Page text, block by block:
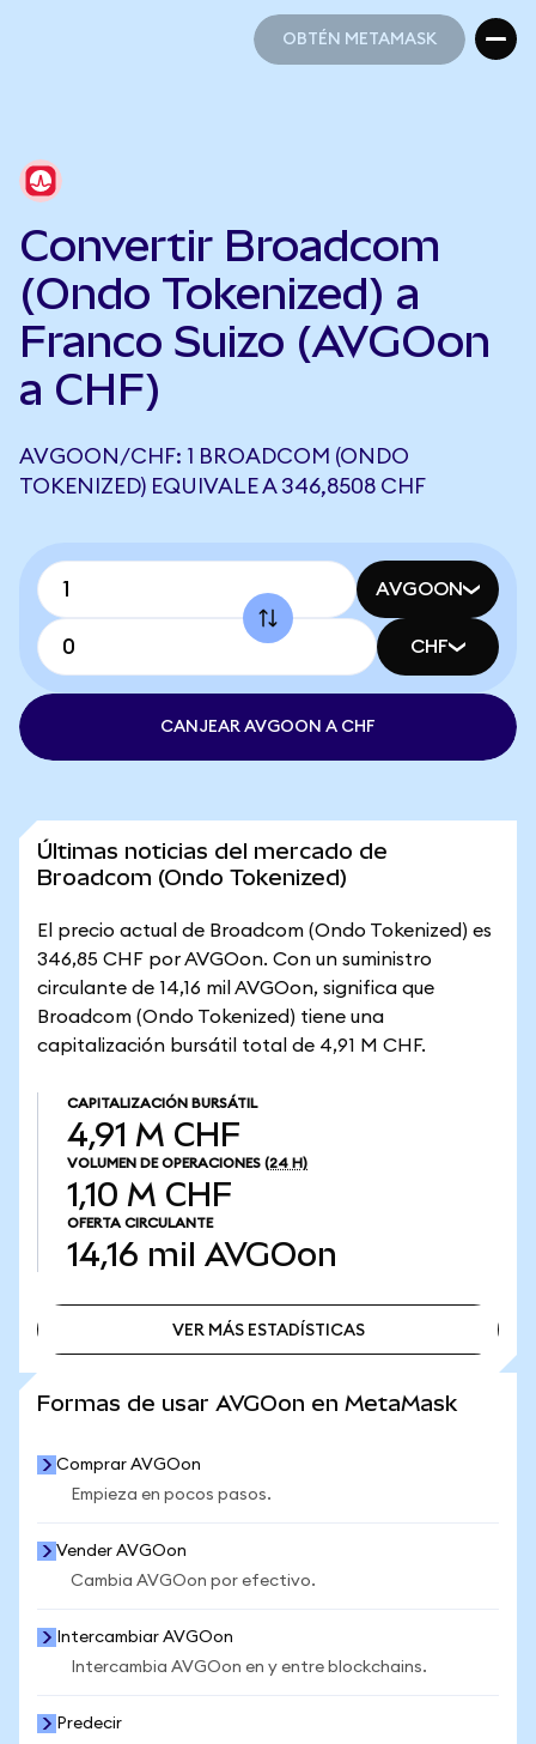
OBTÉN METAMASK
Convertir Broadcom
(Ondo Tokenized) a
Franco Suizo (AVGOon
a CHF)
AVGOON/CHF: 1 BROADCOM (ONDO
TOKENIZED) EQUIVALE A 346,8508 CHF
AVGOON
CHF
CANJEAR AVGOON A CHF
Últimas noticias del mercado de
Broadcom (Ondo Tokenized)
El precio actual de Broadcom (Ondo Tokenized) es
346,85 CHF por AVGOon. Con un suministro
circulante de 14,16 mil AVGOon, significa que
Broadcom (Ondo Tokenized) tiene una
capitalización bursátil total de 4,91 M CHF.
CAPITALIZACIÓN BURSÁTIL
4,91 M CHF
VOLUMEN DE OPERACIONES (24 H)
1,10 M CHF
OFERTA CIRCULANTE
14,16 mil AVGOon
VER MÁS ESTADÍSTICAS
Formas de usar AVGOon en MetaMask
Comprar AVGOon
Empieza en pocos pasos.
Vender AVGOon
Cambia AVGOon por efectivo.
Intercambiar AVGOon
Intercambia AVGOon en y entre blockchains.
Predecir